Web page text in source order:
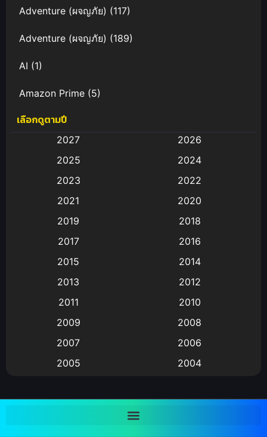
Adventure (ผจญภัย) (117)
Adventure (ผจญภัย) (189)
AI (1)
Amazon Prime (5)
Anal (ประตูหลัง)
Animation การ์ตูน
Animation อนิเมะ
Animation แอนิเมชัน
(9)
Big tits (นมใหญ่)
Bitch (ผู้หญิงร่าน)
เลือกดูตามปี
2027
2026
2025
2024
2023
2022
2021
2020
2019
2018
2017
2016
2015
2014
2013
2012
2011
2010
2009
2008
2007
2006
2005
2004